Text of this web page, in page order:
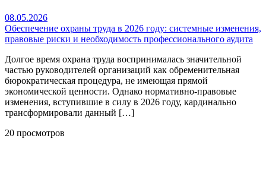
08.05.2026
Обеспечение охраны труда в 2026 году: системные изменения,
правовые риски и необходимость профессионального аудита
Долгое время охрана труда воспринималась значительной
частью руководителей организаций как обременительная
бюрократическая процедура, не имеющая прямой
экономической ценности. Однако нормативно-правовые
изменения, вступившие в силу в 2026 году, кардинально
трансформировали данный […]
20 просмотров